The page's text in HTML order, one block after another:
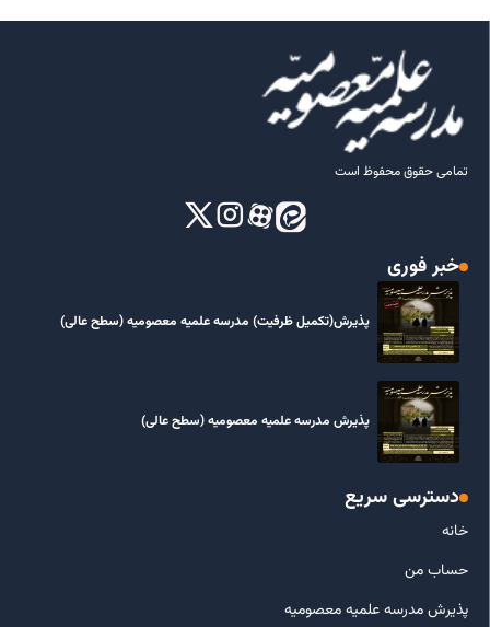
تمامی حقوق محفوظ است
خبر فوری
پذیرش(تکمیل ظرفیت) مدرسه علمیه معصومیه‌ (سطح عالی)
پذیرش مدرسه علمیه معصومیه‌ (سطح عالی)
دسترسی سریع
خانه
حساب من
پذیرش مدرسه علمیه معصومیه